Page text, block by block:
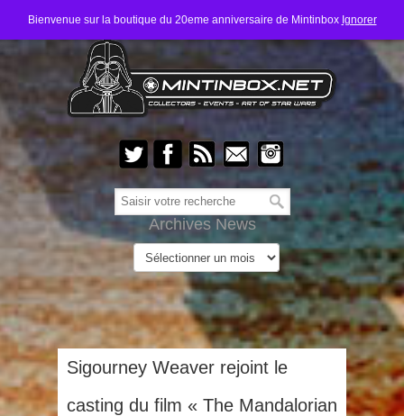
Bienvenue sur la boutique du 20eme anniversaire de Mintinbox Ignorer
Archives News
Sigourney Weaver rejoint le
casting du film « The Mandalorian